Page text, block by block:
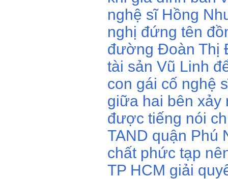
nghệ sĩ Hồng
nghị đứng tên
đường Đoàn Thị
tài sản Vũ Linh
con gái cố nghệ
giữa hai bên xảy
được tiếng nói
TAND quận Phú
chất phức tạp
TP HCM giải